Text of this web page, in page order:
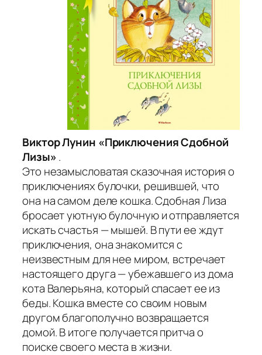
Виктор Лунин «Приключения Сдобной
Лизы» .
Это незамысловатая сказочная история о
приключениях булочки, решившей, что
она на самом деле кошка. Сдобная Лиза
бросает уютную булочную и отправляется
искать счастья — мышей. В пути ее ждут
приключения, она знакомится с
неизвестным для нее миром, встречает
настоящего друга — убежавшего из дома
кота Валерьяна, который спасает ее из
беды. Кошка вместе со своим новым
другом благополучно возвращается
домой. В итоге получается притча о
поиске своего места в жизни.